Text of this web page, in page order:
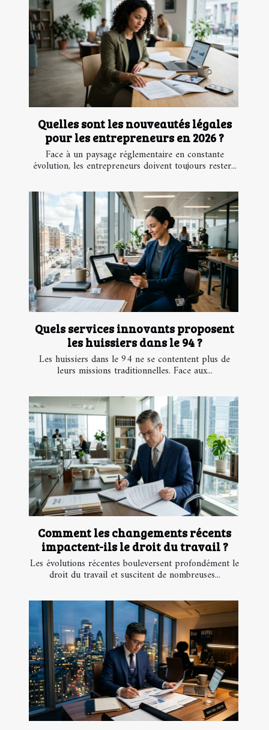
Quelles sont les nouveautés légales
pour les entrepreneurs en 2026 ?
Face à un paysage réglementaire en constante
évolution, les entrepreneurs doivent toujours rester...
Quels services innovants proposent
les huissiers dans le 94 ?
Les huissiers dans le 94 ne se contentent plus de
leurs missions traditionnelles. Face aux...
Comment les changements récents
impactent-ils le droit du travail ?
Les évolutions récentes bouleversent profondément le
droit du travail et suscitent de nombreuses...